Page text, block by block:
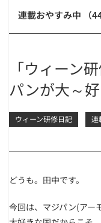
連載おやすみ中 （44
「ウィーン
パンが大～
ウィーン研修日記 連
どうも。田中です。
今回は、マジパン(アー